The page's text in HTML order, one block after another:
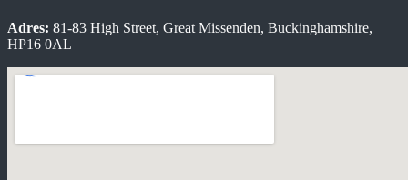
Adres: 81-83 High Street, Great Missenden, Buckinghamshire,
HP16 0AL